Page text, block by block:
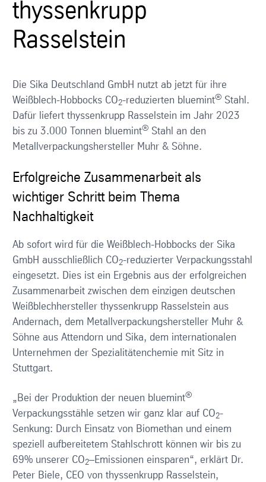
thyssenkrupp
Rasselstein
Die Sika Deutschland GmbH nutzt ab jetzt für ihre
Weißblech-Hobbocks CO2-reduzierten bluemint®Stahl.
Dafür liefert thyssenkrupp Rasselstein im Jahr 2023
bis zu 3.000 Tonnen bluemint®Stahl an den
Metallverpackungshersteller Muhr & Söhne.
Erfolgreiche Zusammenarbeit als
wichtiger Schritt beim Thema
Nachhaltigkeit
Ab sofort wird für die Weißblech-Hobbocks der Sika
GmbH ausschließlich CO2-reduzierter Verpackungsstahl
eingesetzt. Dies ist ein Ergebnis aus der erfolgreichen
Zusammenarbeit zwischen dem einzigen deutschen
Weißblechhersteller thyssenkrupp Rasselstein aus
Andernach, dem Metallverpackungshersteller Muhr &
Söhne aus Attendorn und Sika, dem internationalen
Unternehmen der Spezialitätenchemie mit Sitz in
Stuttgart.
„Bei der Produktion der neuen bluemint®
Verpackungsstähle setzen wir ganz klar auf CO2-
Senkung: Durch Einsatz von Biomethan und einem
speziell aufbereitetem Stahlschrott können wir bis zu
69% unserer CO2–Emissionen einsparen“, erklärt Dr.
Peter Biele, CEO von thyssenkrupp Rasselstein,